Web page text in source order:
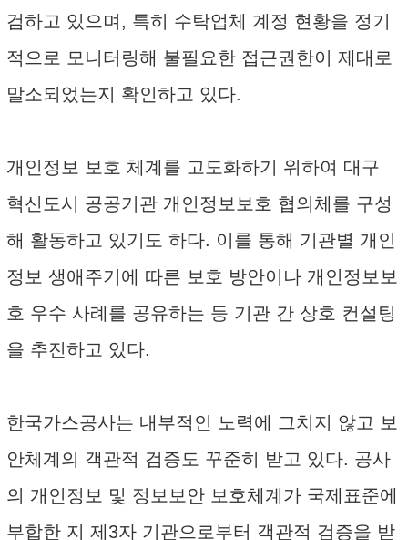
검하고 있으며, 특히 수탁업체 계정 현황을 정기
적으로 모니터링해 불필요한 접근권한이 제대로
말소되었는지 확인하고 있다.
개인정보 보호 체계를 고도화하기 위하여 대구
혁신도시 공공기관 개인정보보호 협의체를 구성
해 활동하고 있기도 하다. 이를 통해 기관별 개인
정보 생애주기에 따른 보호 방안이나 개인정보보
호 우수 사례를 공유하는 등 기관 간 상호 컨설팅
을 추진하고 있다.
한국가스공사는 내부적인 노력에 그치지 않고 보
안체계의 객관적 검증도 꾸준히 받고 있다. 공사
의 개인정보 및 정보보안 보호체계가 국제표준에
부합한 지 제3자 기관으로부터 객관적 검증을 받